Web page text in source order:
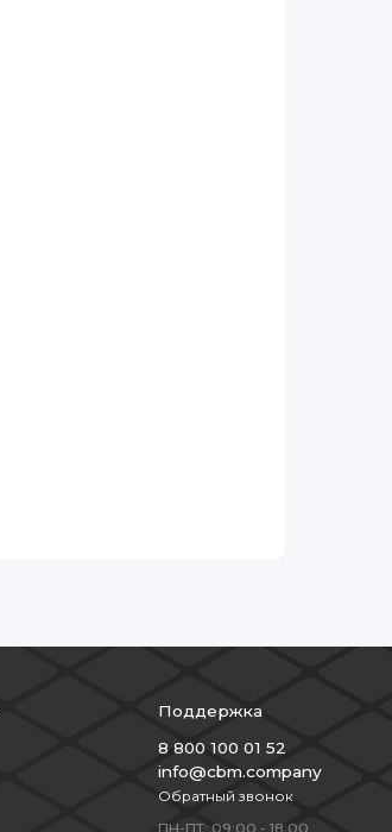
Поддержка
8 800 100 01 52
info@cbm.company
Обратный звонок
ПН-ПТ: 09:00 - 18:00